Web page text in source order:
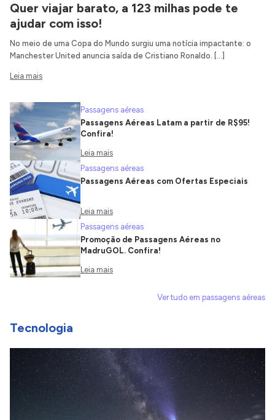
Quer viajar barato, a 123 milhas pode te
ajudar com isso!
No meio de uma Copa do Mundo surgiu uma notícia impactante: o
Manchester United anuncia saída de Cristiano Ronaldo. […]
Leia mais
Passagens aéreas
Passagens Aéreas Latam a partir de R$95!
Confira!
Leia mais
Passagens aéreas
Passagens Aéreas com Ofertas Especiais
Leia mais
Passagens aéreas
Promoção de Passagens Aéreas no
MadruGOL. Confira!
Leia mais
Ver tudo em passagens aéreas
Tecnologia